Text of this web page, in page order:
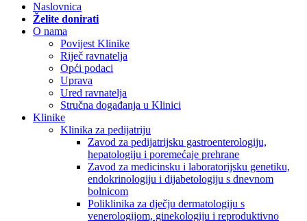
Naslovnica
Želite donirati
O nama
Povijest Klinike
Riječ ravnatelja
Opći podaci
Uprava
Ured ravnatelja
Stručna događanja u Klinici
Klinike
Klinika za pedijatriju
Zavod za pedijatrijsku gastroenterologiju,
hepatologiju i poremećaje prehrane
Zavod za medicinsku i laboratorijsku genetiku,
endokrinologiju i dijabetologiju s dnevnom
bolnicom
Poliklinika za dječju dermatologiju s
venerologijom, ginekologiju i reproduktivno